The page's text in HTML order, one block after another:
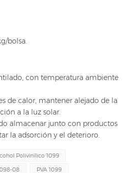
bolsa.
con temperatura ambiente
de calor, mantener alejado de la
a la luz solar.
almacenar junto con productos
la adsorción y el deterioro.
Polivinílico 1099
08
PVA 1099